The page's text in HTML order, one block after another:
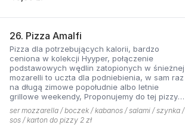
26. Pizza Amalfi
Pizza dla potrzebujących kalorii, bardzo
ceniona w kolekcji Hyyper, połączenie
podstawowych wędlin zatopionych w śnieżnej
mozarelli to uczta dla podniebienia, w sam raz
na długą zimowe popołudnie albo letnie
grillowe weekendy, Proponujemy do tej pizzy
sos pomidorowy pikantny z dodatkiem cebuli.
ser mozzarella / boczek / kabanos / salami / szynka /
sos / karton do pizzy 2 zł